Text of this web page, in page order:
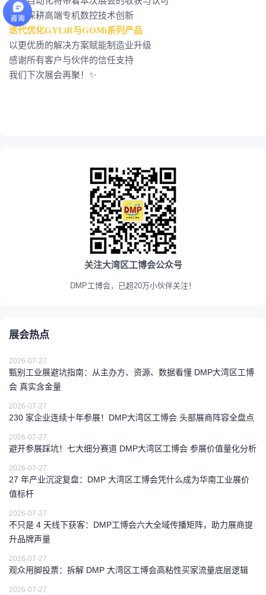
持续深耕高端专机数控技术创新
迭代优化GYLiR与GOMi系列产品
以更优质的解决方案赋能制造业升级
感谢所有客户与伙伴的信任支持
我们下次展会再聚！✨
关注大湾区工博会公众号
DMP工博会，已超20万小伙伴关注！
展会热点
2026-07-27
甄别工业展避坑指南：从主办方、资源、数据看懂 DMP大湾区工博
会 真实含金量
2026-07-27
230 家企业连续十年参展！DMP大湾区工博会 头部展商阵容全盘点
2026-07-27
避开参展踩坑！七大细分赛道 DMP大湾区工博会 参展价值量化分析
2026-07-27
27 年产业沉淀复盘：DMP 大湾区工博会凭什么成为华南工业展价
值标杆
2026-07-27
不只是 4 天线下获客：DMP工博会六大全域传播矩阵，助力展商提
升品牌声量
2026-07-27
观众用脚投票：拆解 DMP 大湾区工博会高粘性买家流量底层逻辑
2026-07-27